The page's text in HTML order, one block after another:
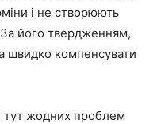
і не створюють
його твердженням,
швидко компенсувати
тут жодних проблем